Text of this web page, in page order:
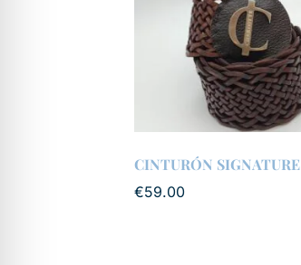
CINTURÓN SIGNATURE
€59.00